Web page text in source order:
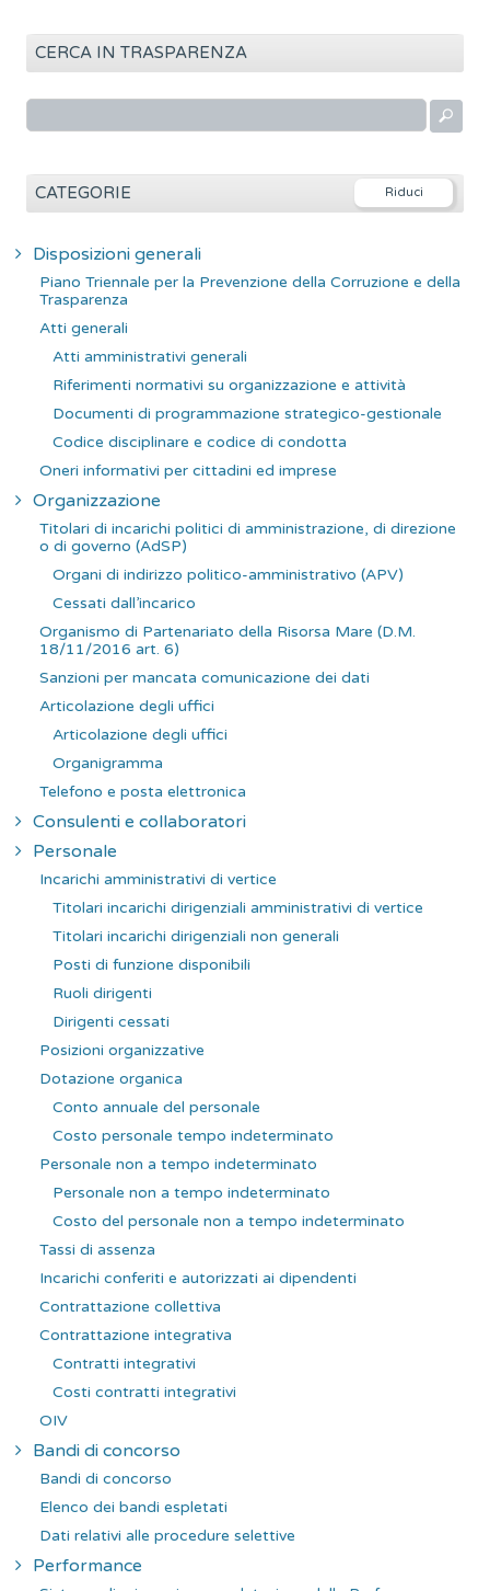
CERCA IN TRASPARENZA
r
CATEGORIE
Disposizioni generali
Piano Triennale per la Prevenzione della Corruzione e della
Trasparenza
Atti generali
Atti amministrativi generali
Riferimenti normativi su organizzazione e attività
Documenti di programmazione strategico-gestionale
Codice disciplinare e codice di condotta
Oneri informativi per cittadini ed imprese
Organizzazione
Titolari di incarichi politici di amministrazione, di direzione
o di governo (AdSP)
Organi di indirizzo politico-amministrativo (APV)
Cessati dall’incarico
Organismo di Partenariato della Risorsa Mare (D.M.
18/11/2016 art. 6)
Sanzioni per mancata comunicazione dei dati
Articolazione degli uffici
Articolazione degli uffici
Organigramma
Telefono e posta elettronica
Consulenti e collaboratori
Personale
Incarichi amministrativi di vertice
Titolari incarichi dirigenziali amministrativi di vertice
Titolari incarichi dirigenziali non generali
Posti di funzione disponibili
Ruoli dirigenti
Dirigenti cessati
Posizioni organizzative
Dotazione organica
Conto annuale del personale
Costo personale tempo indeterminato
Personale non a tempo indeterminato
Personale non a tempo indeterminato
Costo del personale non a tempo indeterminato
Tassi di assenza
Incarichi conferiti e autorizzati ai dipendenti
Contrattazione collettiva
Contrattazione integrativa
Contratti integrativi
Costi contratti integrativi
OIV
Bandi di concorso
Bandi di concorso
Elenco dei bandi espletati
Dati relativi alle procedure selettive
Performance